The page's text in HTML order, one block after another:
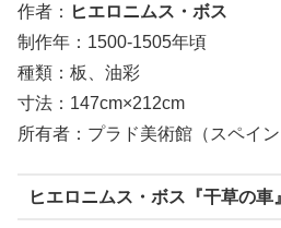
作者： ヒエロニムス・ボス
制作年：1500-1505年頃
種類：板、油彩
寸法：147cm×212cm
所有者：プラド美術館（スペイン
ヒエロニムス・ボス『干草の車